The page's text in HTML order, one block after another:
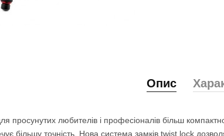
Опис
просунутих любителів і професіоналів більш
більшу точність. Нова система замків twist lock